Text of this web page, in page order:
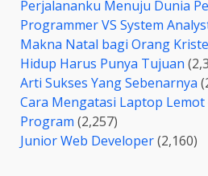
Perjalananku Menuju Dunia
Programmer VS System
Makna Natal bagi Orang
Hidup Harus Punya Tujuan
Arti Sukses Yang Sebenarnya
Cara Mengatasi Laptop
Program (2,257)
Junior Web Developer(2,160)